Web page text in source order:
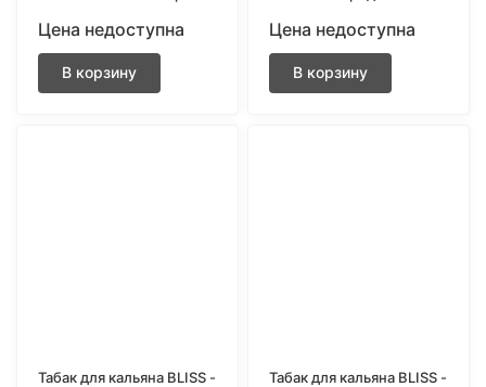
Цена недоступна
В корзину
Цена недоступна
В корзину
Табак для кальяна BLISS -
Табак для кальяна BLISS -